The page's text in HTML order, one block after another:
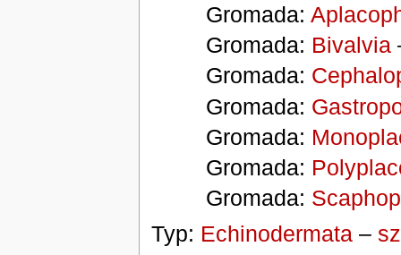
Gromada:
Gromada: Bivalvia
Gromada:
Gromada:
Gromada:
Gromada:
Gromada:
Typ: Echinodermata–